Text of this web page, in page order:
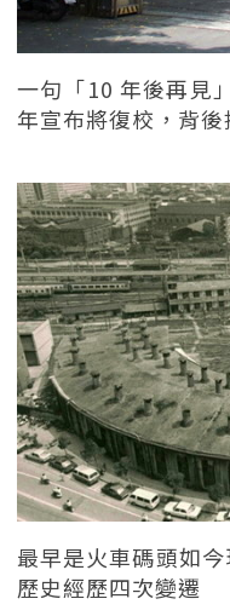
一句「10 年後再見
年宣布將復校，背
最早是火車碼頭如
歷史經歷四次變遷